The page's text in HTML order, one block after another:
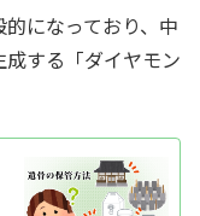
的になっており、中
する「ダイヤモン